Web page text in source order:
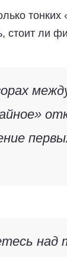
стоит ли
над